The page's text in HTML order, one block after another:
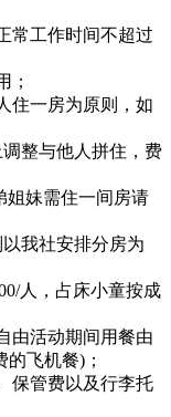
常工作时间不超过
；
住一房为原则，如
整与他人拼住，费
姐妹需住一间房请
我社安排分房为
人，占床小童按成
由活动期间用餐由
飞机餐)；
保管费以及行李托